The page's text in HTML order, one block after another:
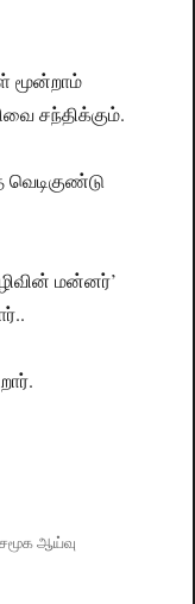
மூன்றாம்
சந்திக்கும்.
வெடிகுண்டு
மன்னர்’
ஆய்வு